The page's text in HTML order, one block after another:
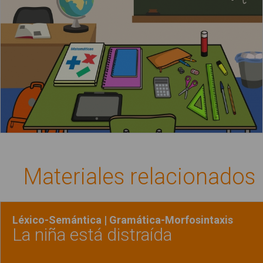
Materiales relacionados
Léxico-Semántica | Gramática-Morfosintaxis
La niña está distraída